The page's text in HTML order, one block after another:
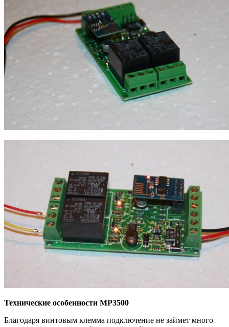
Технические особенности MP3500
Благодаря винтовым клемма подключение не займет много